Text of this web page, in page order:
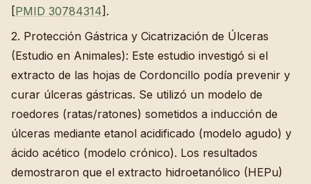
[PMID 30784314].
2. Protección Gástrica y Cicatrización de Úlceras
(Estudio en Animales): Este estudio investigó si el
extracto de las hojas de Cordoncillo podía prevenir y
curar úlceras gástricas. Se utilizó un modelo de
roedores (ratas/ratones) sometidos a inducción de
úlceras mediante etanol acidificado (modelo agudo) y
ácido acético (modelo crónico). Los resultados
demostraron que el extracto hidroetanólico (HEPu)